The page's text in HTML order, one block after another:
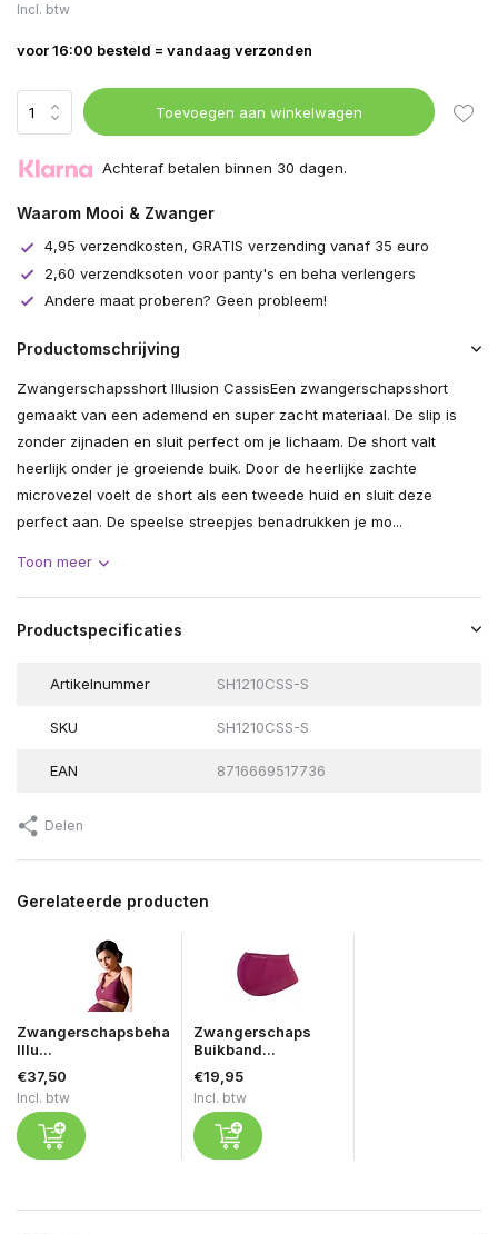
Incl. btw
voor 16:00 besteld = vandaag verzonden
Toevoegen aan winkelwagen
Achteraf betalen binnen 30 dagen.
Waarom Mooi & Zwanger
4,95 verzendkosten, GRATIS verzending vanaf 35 euro
2,60 verzendksoten voor panty's en beha verlengers
Andere maat proberen? Geen probleem!
Productomschrijving
Zwangerschapsshort Illusion CassisEen zwangerschapsshort
gemaakt van een ademend en super zacht materiaal. De slip is
zonder zijnaden en sluit perfect om je lichaam. De short valt
heerlijk onder je groeiende buik. Door de heerlijke zachte
microvezel voelt de short als een tweede huid en sluit deze
perfect aan. De speelse streepjes benadrukken je mo...
Toon meer
Productspecificaties
Artikelnummer SH1210CSS-S
SKU SH1210CSS-S
EAN 8716669517736
Delen
Gerelateerde producten
Zwangerschapsbeha
Illu...
€37,50
Incl. btw
Zwangerschaps
Buikband...
€19,95
Incl. btw